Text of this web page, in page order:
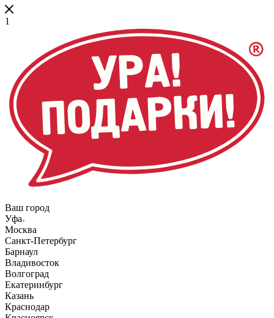
1
Ваш город
Уфа
Москва
Санкт-Петербург
Барнаул
Владивосток
Волгоград
Екатеринбург
Казань
Краснодар